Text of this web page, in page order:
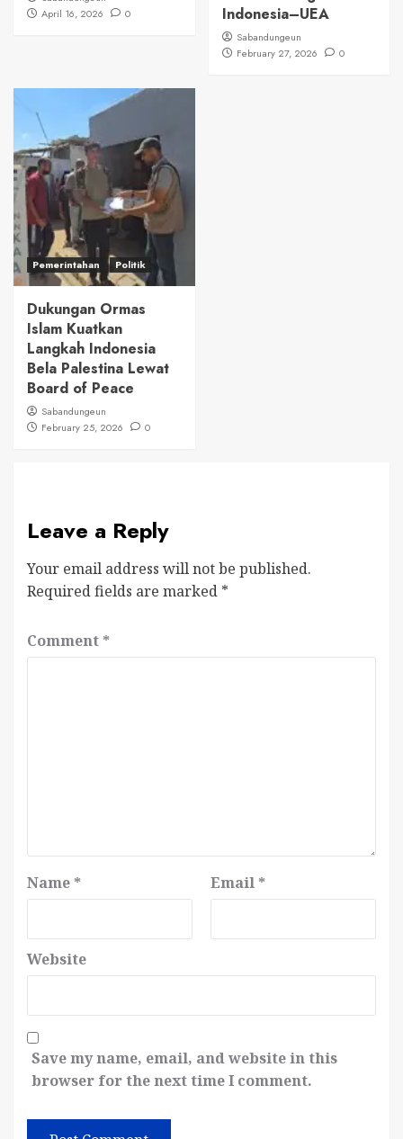
April 16, 2026
0
Indonesia–UEA
Sabandungeun
February 27, 2026
0
Pemerintahan Politik
Dukungan Ormas
Islam Kuatkan
Langkah Indonesia
Bela Palestina Lewat
Board of Peace
Sabandungeun
February 25, 2026
0
Leave a Reply
Your email address will not be published.
Required fields are marked *
Comment *
Name * Email *
Website
Save my name, email, and website in this
browser for the next time I comment.